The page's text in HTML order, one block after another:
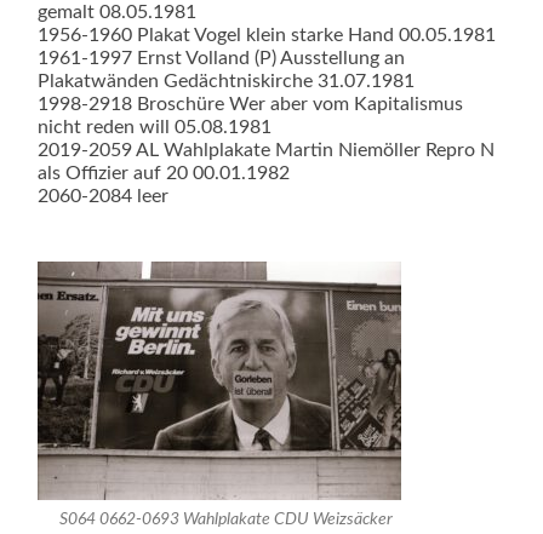
gemalt 08.05.1981
1956-1960 Plakat Vogel klein starke Hand 00.05.1981
1961-1997 Ernst Volland (P) Ausstellung an
Plakatwänden Gedächtniskirche 31.07.1981
1998-2918 Broschüre Wer aber vom Kapitalismus
nicht reden will 05.08.1981
2019-2059 AL Wahlplakate Martin Niemöller Repro N
als Offizier auf 20 00.01.1982
2060-2084 leer
S064 0662-0693 Wahlplakate CDU Weizsäcker